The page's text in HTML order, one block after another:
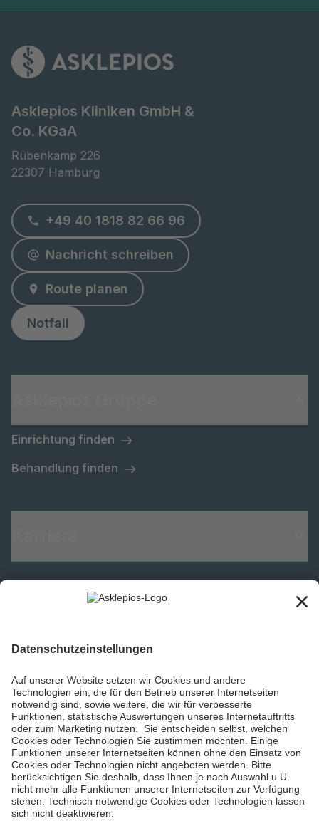
Asklepios Kliniken GmbH &
Co. KGaA
Rübenkamp 226
22307 Hamburg
+49 40 1818 82 66 96
Nachricht schreiben
Route planen
Notfall
Einrichtung finden
Behandlung finden
Informiert bleiben
Impressum
Datenschutzinformationen
Barrierefreiheit